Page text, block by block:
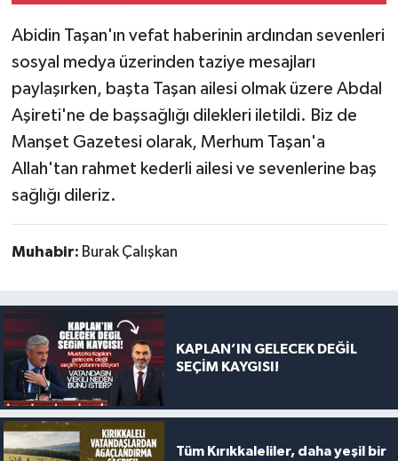
Abidin Taşan'ın vefat haberinin ardından sevenleri
sosyal medya üzerinden taziye mesajları
paylaşırken, başta Taşan ailesi olmak üzere Abdal
Aşireti'ne de başsağlığı dilekleri iletildi. Biz de
Manşet Gazetesi olarak, Merhum Taşan'a
Allah'tan rahmet kederli ailesi ve sevenlerine baş
sağlığı dileriz.
Muhabir: Burak Çalışkan
KAPLAN’IN GELECEK DEĞİL
SEÇİM KAYGISI!
Tüm Kırıkkaleliler, daha yeşil bir